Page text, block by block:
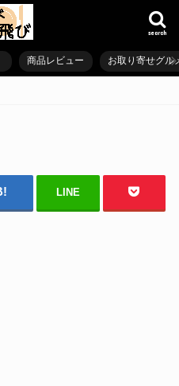
search
商品レビュー お取り寄せグル
LINE